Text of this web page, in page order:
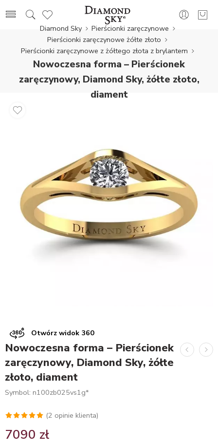
Diamond Sky
Pierścionki zaręczynowe
Pierścionki zaręczynowe żółte złoto
Pierścionki zaręczynowe z żółtego złota z brylantem
Nowoczesna forma – Pierścionek
zaręczynowy, Diamond Sky, żółte złoto,
diament
Otwórz widok 360
Nowoczesna forma – Pierścionek
zaręczynowy, Diamond Sky, żółte
złoto, diament
Symbol: n100zb025vs1g*
5.00na 5
(2 opinie klienta)
7090 zł